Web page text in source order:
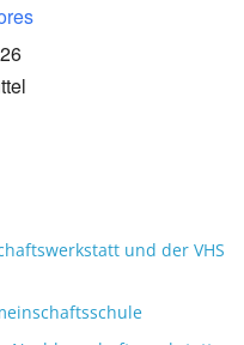
und der VHS